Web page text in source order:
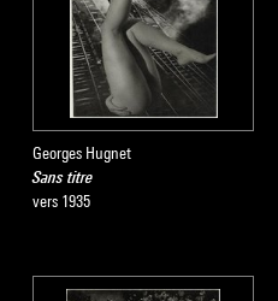
Georges Hugnet
Sans titre
vers 1935